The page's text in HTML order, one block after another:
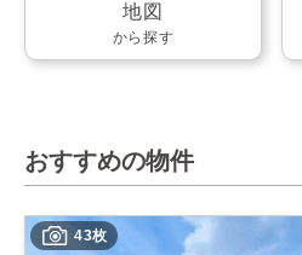
地図
から探す
おすすめの物件
43枚